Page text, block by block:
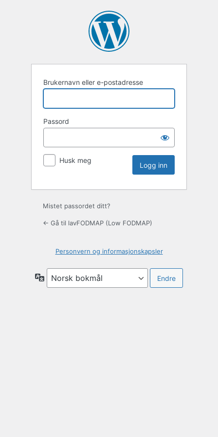
Brukernavn eller e-postadresse
Passord
Husk meg
Mistet passordet ditt?
← Gå til lavFODMAP (Low FODMAP)
Personvern og informasjonskapsler
Språk